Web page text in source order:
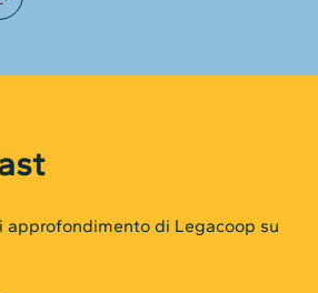
approfondimento di Legacoop su